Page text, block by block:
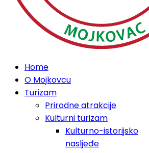
Home
O Mojkovcu
Turizam
Prirodne atrakcije
Kulturni turizam
Kulturno-istorijsko
nasljeđe